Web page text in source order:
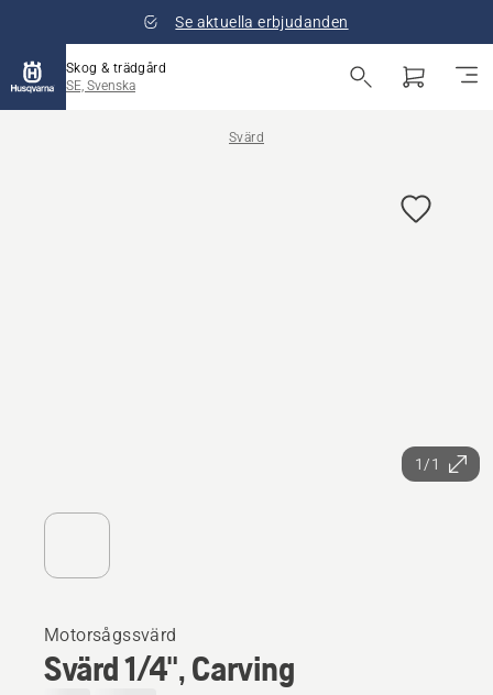
Se aktuella erbjudanden
Skog & trädgård
SE, Svenska
Svärd
1/1
Motorsågssvärd
Svärd 1/4", Carving